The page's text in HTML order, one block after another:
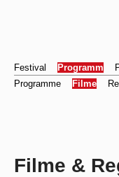
Festival Programm
Programme
Filme
Filme &